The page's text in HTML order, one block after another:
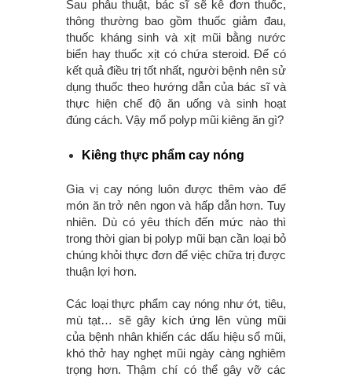
Sau phẫu thuật, bác sĩ sẽ kê đơn thuốc,
thông thường bao gồm thuốc giảm đau,
thuốc kháng sinh và xịt mũi bằng nước
biển hay thuốc xịt có chứa steroid. Để có
kết quả điều trị tốt nhất, người bệnh nên sử
dụng thuốc theo hướng dẫn của bác sĩ và
thực hiện chế độ ăn uống và sinh hoạt
đúng cách. Vậy mổ polyp mũi kiêng ăn gì?
Kiêng thực phẩm cay nóng
Gia vị cay nóng luôn được thêm vào để
món ăn trở nên ngon và hấp dẫn hơn. Tuy
nhiên. Dù có yêu thích đến mức nào thì
trong thời gian bị polyp mũi bạn cần loại bỏ
chúng khỏi thực đơn để việc chữa trị được
thuận lợi hơn.
Các loại thực phẩm cay nóng như ớt, tiêu,
mù tạt… sẽ gây kích ứng lên vùng mũi
của bệnh nhân khiến các dấu hiệu sổ mũi,
khó thở hay nghẹt mũi ngày càng nghiêm
trọng hơn. Thậm chí có thể gây vỡ các